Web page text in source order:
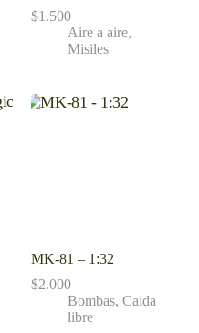
$1.500
Aire a aire,
Misiles
MK-81 – 1:32
$2.000
Bombas, Caida
libre